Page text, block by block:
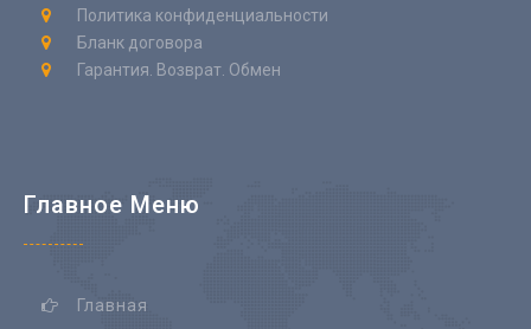
Политика конфиденциальности
Бланк договора
Гарантия. Возврат. Обмен
Главное Меню
Главная